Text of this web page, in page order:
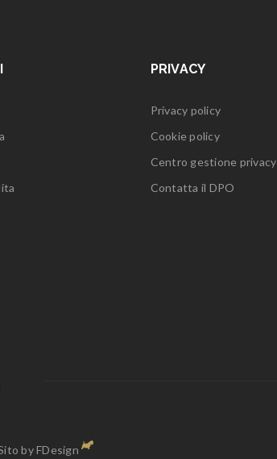
PRIVACY
Privacy policy
Cookie policy
Centro gestione privacy
Contatta il DPO
byFDesign